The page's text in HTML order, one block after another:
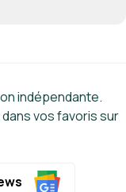
indépendante.
vos favoris sur